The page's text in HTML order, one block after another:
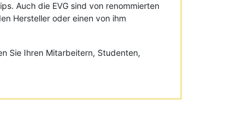
Auch die EVG sind von renommierten
Hersteller oder einen von ihm
Sie Ihren Mitarbeitern, Studenten,